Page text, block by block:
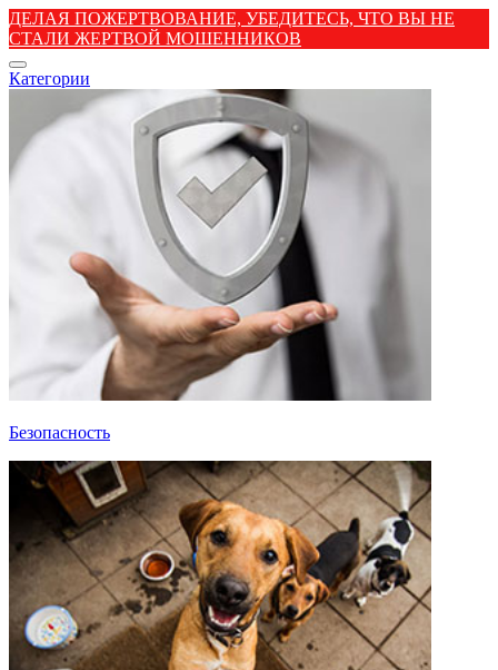
ДЕЛАЯ ПОЖЕРТВОВАНИЕ, УБЕДИТЕСЬ, ЧТО ВЫ НЕ
СТАЛИ ЖЕРТВОЙ МОШЕННИКОВ
Категории
Безопасность